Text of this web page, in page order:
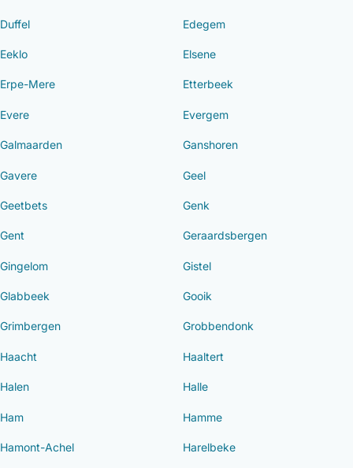
Duffel Edegem
Eeklo Elsene
Erpe-Mere Etterbeek
Evere Evergem
Galmaarden Ganshoren
Gavere Geel
Geetbets Genk
Gent Geraardsbergen
Gingelom Gistel
Glabbeek Gooik
Grimbergen Grobbendonk
Haacht Haaltert
Halen Halle
Ham Hamme
Hamont-Achel Harelbeke